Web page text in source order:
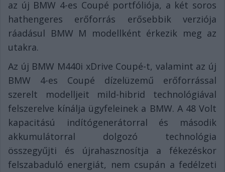
az új BMW 4-es Coupé portfóliója, a két soros
hathengeres erőforrás erősebbik verziója
ráadásul BMW M modellként érkezik meg az
utakra.
Az új BMW M440i xDrive Coupé-t, valamint az új
BMW 4-es Coupé dízelüzemű erőforrással
szerelt modelljeit mild-hibrid technológiával
felszerelve kínálja ügyfeleinek a BMW. A 48 Volt
kapacitású indítógenerátorral és második
akkumulátorral dolgozó technológia
összegyűjti és újrahasznosítja a fékezéskor
felszabaduló energiát, nem csupán a fedélzeti